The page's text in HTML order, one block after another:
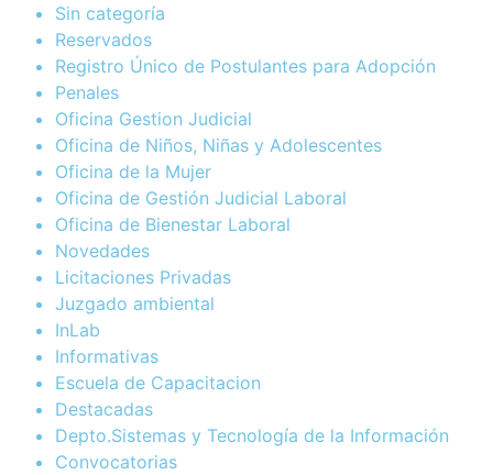
Sin categoría
Reservados
Registro Único de Postulantes para Adopción
Penales
Oficina Gestion Judicial
Oficina de Niños, Niñas y Adolescentes
Oficina de la Mujer
Oficina de Gestión Judicial Laboral
Oficina de Bienestar Laboral
Novedades
Licitaciones Privadas
Juzgado ambiental
InLab
Informativas
Escuela de Capacitacion
Destacadas
Depto.Sistemas y Tecnología de la Información
Convocatorias